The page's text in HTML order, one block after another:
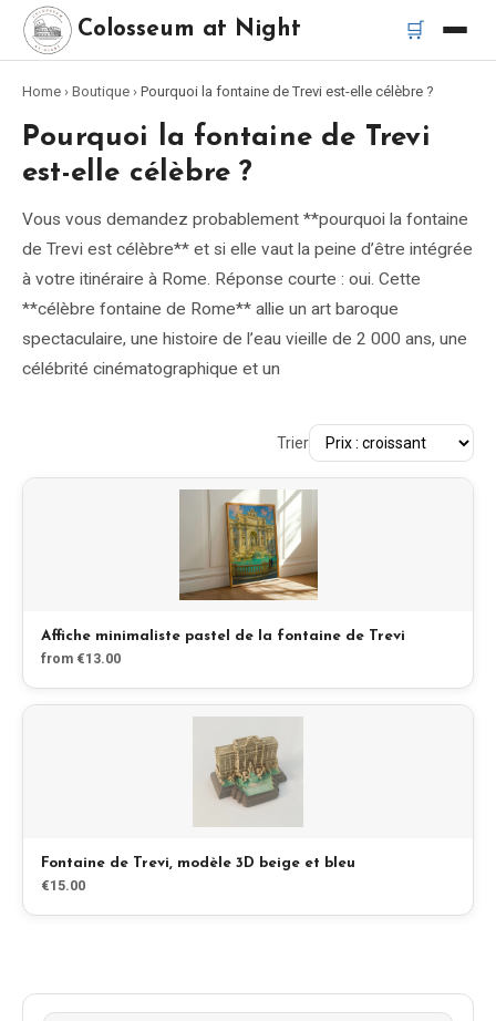
Colosseum at Night 🛒
Accueil
Meilleurs tours
Meilleurs tours de nuit du Colisée
Meilleurs tours à Rome
Bus touristique Rome
Catacombes de Rome
Tous les souvenirs
Fridge Magnets
License Plates
Home › Boutique › Pourquoi la fontaine de Trevi est-elle célèbre ?
Pourquoi la fontaine de Trevi
est-elle célèbre ?
Vous vous demandez probablement **pourquoi la fontaine
de Trevi est célèbre** et si elle vaut la peine d’être intégrée
à votre itinéraire à Rome. Réponse courte : oui. Cette
**célèbre fontaine de Rome** allie un art baroque
spectaculaire, une histoire de l’eau vieille de 2 000 ans, une
célébrité cinématographique et un
Trier
Affiche minimaliste pastel de la fontaine de Trevi
from €13.00
Fontaine de Trevi, modèle 3D beige et bleu
€15.00